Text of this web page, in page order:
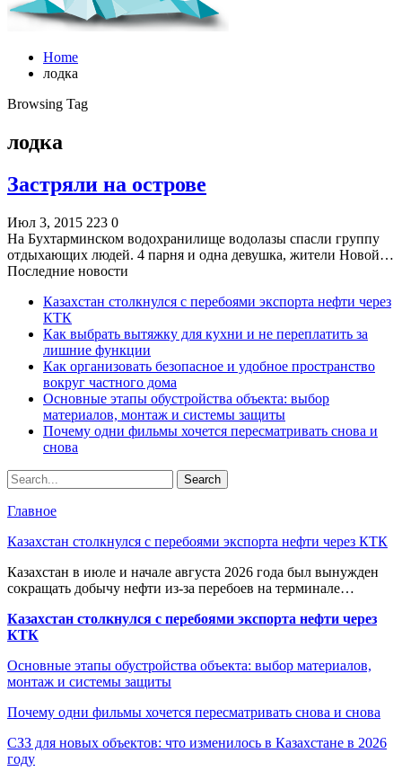
Home
лодка
Browsing Tag
лодка
Застряли на острове
Июл 3, 2015 223 0
На Бухтарминском водохранилище водолазы спасли группу
отдыхающих людей. 4 парня и одна девушка, жители Новой…
Последние новости
Казахстан столкнулся с перебоями экспорта нефти через
КТК
Как выбрать вытяжку для кухни и не переплатить за
лишние функции
Как организовать безопасное и удобное пространство
вокруг частного дома
Основные этапы обустройства объекта: выбор
материалов, монтаж и системы защиты
Почему одни фильмы хочется пересматривать снова и
снова
Главное
Казахстан столкнулся с перебоями экспорта нефти через КТК
Казахстан в июле и начале августа 2026 года был вынужден
сокращать добычу нефти из-за перебоев на терминале…
Казахстан столкнулся с перебоями экспорта нефти через
КТК
Основные этапы обустройства объекта: выбор материалов,
монтаж и системы защиты
Почему одни фильмы хочется пересматривать снова и снова
СЗЗ для новых объектов: что изменилось в Казахстане в 2026
году